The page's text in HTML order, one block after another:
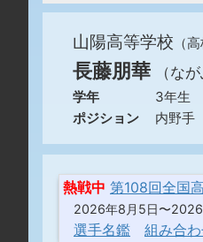
山陽高等学校 （
長藤朋華 （な
学年 3年生
ポジション
内野手
熱戦中 第108回全国
2026年8月5日〜
選手名鑑 組み合